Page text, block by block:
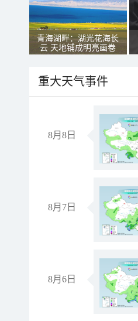
青海湖畔：湖光花海长
云 天地铺成明亮画卷
重大天气事件
8月8日
8月7日
8月6日